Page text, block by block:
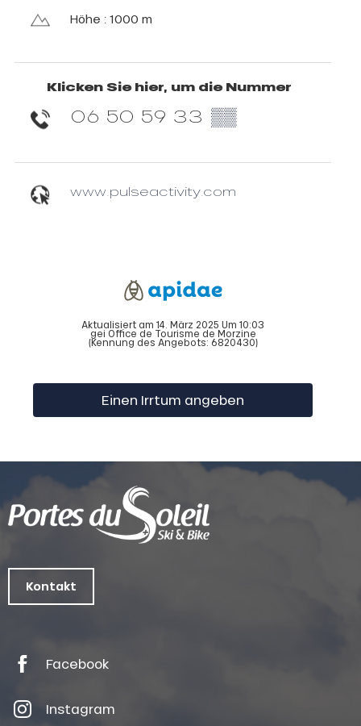
Höhe : 1000 m
Klicken Sie hier, um die Nummer
06 50 59 33 ▒▒
www.pulseactivity.com
Aktualisiert am 14. März 2025 Um 10:03
gei Office de Tourisme de Morzine
(Kennung des Angebots: 6820430)
Einen Irrtum angeben
Kontakt
Facebook
Instagram